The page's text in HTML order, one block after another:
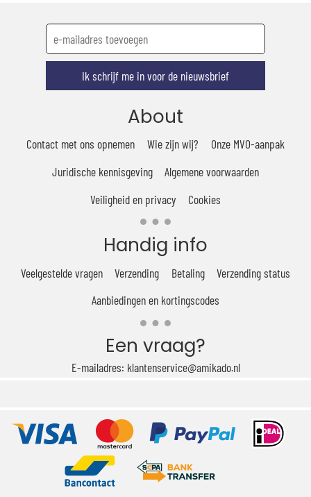
Ik schrijf me in voor de nieuwsbrief
About
Contact met ons opnemen Wie zijn wij?
Onze MVO-aanpak
Juridische kennisgeving
Algemene voorwaarden
Veiligheid en privacy
Cookies
Handig info
Veelgestelde vragen Verzending Betaling
Verzending status
Aanbiedingen en kortingscodes
Een vraag?
E-mailadres: klantenservice@amikado.nl